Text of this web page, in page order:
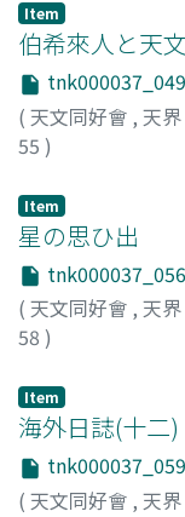
Item
伯希來人と天
( 天文同好會 , 天界
55 )
Item
星の思ひ出
( 天文同好會 , 天界
58 )
Item
海外日誌(十二)
( 天文同好會 , 天界